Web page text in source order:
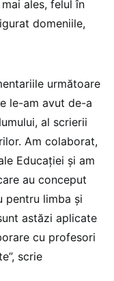
ales, felul în
domeniile,
următoare
le-am avut de-a
al scrierii
Am colaborat,
Educației și am
au conceput
pentru limba și
astăzi aplicate
cu profesori
scrie